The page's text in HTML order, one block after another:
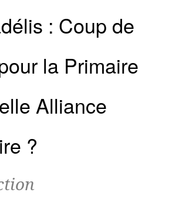
: Coup de
la Primaire
Alliance
?